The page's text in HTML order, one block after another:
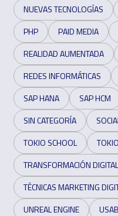
NUEVAS TECNOLOGÍAS
PHP
PAID MEDIA
REALIDAD AUMENTADA
REDES INFORMÁTICAS
SAP HANA
SAP HCM
SIN CATEGORÍA
TOKIO SCHOOL
TRANSFORMACIÓN DIGITAL
TÉCNICAS MARKETING
UNREAL ENGINE